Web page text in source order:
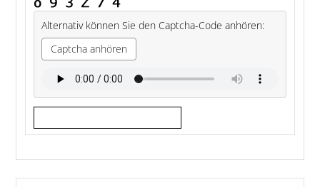
Alternativ können Sie den Captcha-Code anhören:
Captcha anhören